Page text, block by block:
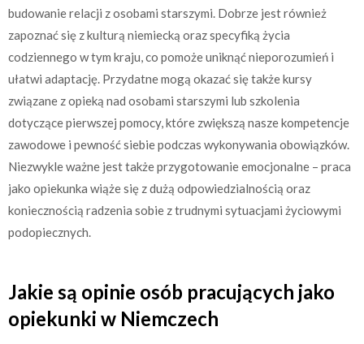
budowanie relacji z osobami starszymi. Dobrze jest również
zapoznać się z kulturą niemiecką oraz specyfiką życia
codziennego w tym kraju, co pomoże uniknąć nieporozumień i
ułatwi adaptację. Przydatne mogą okazać się także kursy
związane z opieką nad osobami starszymi lub szkolenia
dotyczące pierwszej pomocy, które zwiększą nasze kompetencje
zawodowe i pewność siebie podczas wykonywania obowiązków.
Niezwykle ważne jest także przygotowanie emocjonalne – praca
jako opiekunka wiąże się z dużą odpowiedzialnością oraz
koniecznością radzenia sobie z trudnymi sytuacjami życiowymi
podopiecznych.
Jakie są opinie osób pracujących jako
opiekunki w Niemczech